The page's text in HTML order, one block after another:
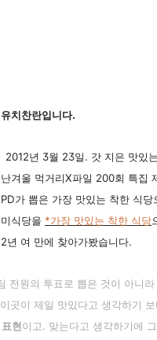
유치찬란입니다.
2012년 3월 23일. 갓 지은 맛있
겨울 먹거리X파일 200회 특집
가 뽑은 가장 맛있는 착한 식당
식당을 *가장 맛있는 착한 식당
년 여 만에 찾아가봤습니다.
전원의 투표로 뽑은 것이 아니
곳이 제일 맛있다고 생각하기 보
현이고. 맞는다고 생각하기에